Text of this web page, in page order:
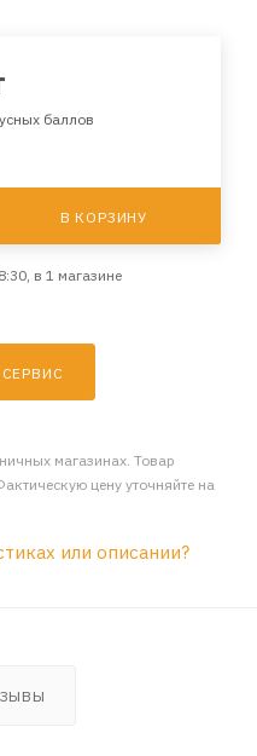
баллов
В КОРЗИНУ
в 1 магазине
магазинах. Товар
цену уточняйте на
или описании?